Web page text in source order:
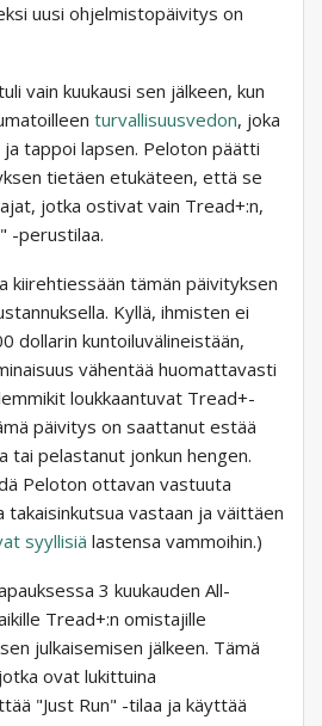
uusi ohjelmistopäivitys on
vain kuukausi sen jälkeen, kun
turvallisuusvedon, joka
ja tappoi lapsen. Peloton päätti
tietäen etukäteen, että se
jotka ostivat vain Tread+:n,
-perustilaa.
kiirehtiessään tämän päivityksen
Kyllä, ihmisten ei
dollarin kuntoiluvälineistään,
vähentää huomattavasti
loukkaantuvat Tread+-
päivitys on saattanut estää
tai pelastanut jonkun hengen.
Peloton ottavan vastuuta
takaisinkutsua vastaan ​​ja väittäen
syyllisiä lastensa vammoihin.)
3 kuukauden All-
Tread+:n omistajille
julkaisemisen jälkeen. Tämä
ovat lukittuina
"Just Run" -tilaa ja käyttää